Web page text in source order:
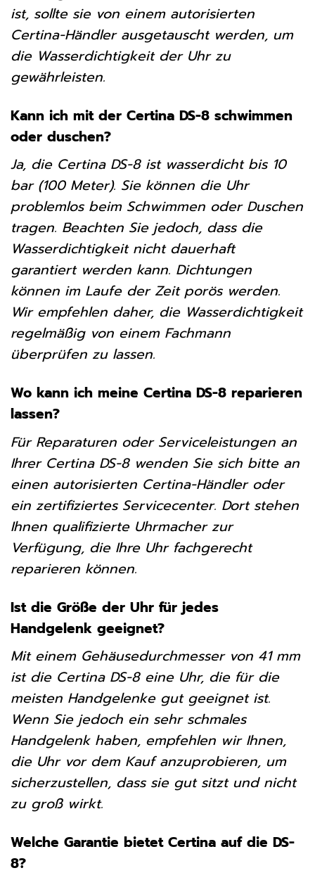
ist, sollte sie von einem autorisierten
Certina-Händler ausgetauscht werden, um
die Wasserdichtigkeit der Uhr zu
gewährleisten.
Kann ich mit der Certina DS-8 schwimmen
oder duschen?
Ja, die Certina DS-8 ist wasserdicht bis 10
bar (100 Meter). Sie können die Uhr
problemlos beim Schwimmen oder Duschen
tragen. Beachten Sie jedoch, dass die
Wasserdichtigkeit nicht dauerhaft
garantiert werden kann. Dichtungen
können im Laufe der Zeit porös werden.
Wir empfehlen daher, die Wasserdichtigkeit
regelmäßig von einem Fachmann
überprüfen zu lassen.
Wo kann ich meine Certina DS-8 reparieren
lassen?
Für Reparaturen oder Serviceleistungen an
Ihrer Certina DS-8 wenden Sie sich bitte an
einen autorisierten Certina-Händler oder
ein zertifiziertes Servicecenter. Dort stehen
Ihnen qualifizierte Uhrmacher zur
Verfügung, die Ihre Uhr fachgerecht
reparieren können.
Ist die Größe der Uhr für jedes
Handgelenk geeignet?
Mit einem Gehäusedurchmesser von 41 mm
ist die Certina DS-8 eine Uhr, die für die
meisten Handgelenke gut geeignet ist.
Wenn Sie jedoch ein sehr schmales
Handgelenk haben, empfehlen wir Ihnen,
die Uhr vor dem Kauf anzuprobieren, um
sicherzustellen, dass sie gut sitzt und nicht
zu groß wirkt.
Welche Garantie bietet Certina auf die DS-
8?